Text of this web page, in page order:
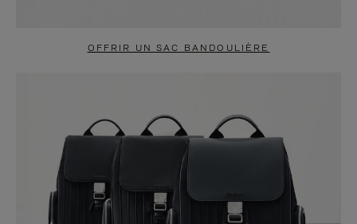
OFFRIR UN SAC BANDOULIÈRE